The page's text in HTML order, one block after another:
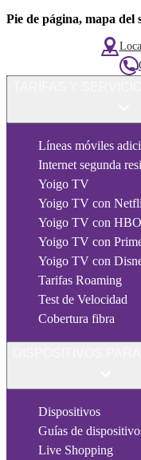
Pie de página, mapa del
Líneas móviles
Internet segunda
Yoigo TV
Yoigo TV con
Yoigo TV con
Yoigo TV con
Yoigo TV con
Tarifas Roaming
Test de Velocidad
Cobertura fibra
Dispositivos
Guías de
Live Shopping